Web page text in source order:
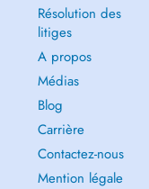
Résolution des
litiges
A propos
Médias
Blog
Carrière
Contactez-nous
Mention légale